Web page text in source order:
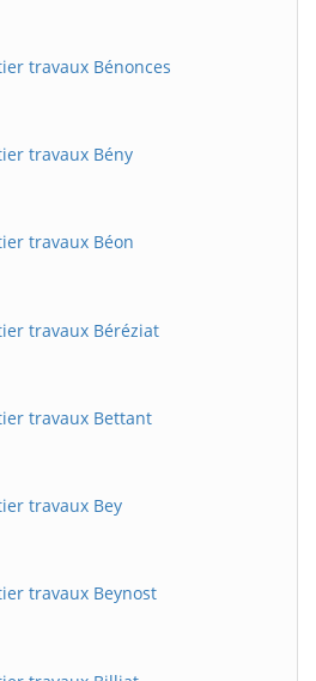
travaux Bénonces
travaux Bény
travaux Béon
travaux Béréziat
travaux Bettant
travaux Bey
travaux Beynost